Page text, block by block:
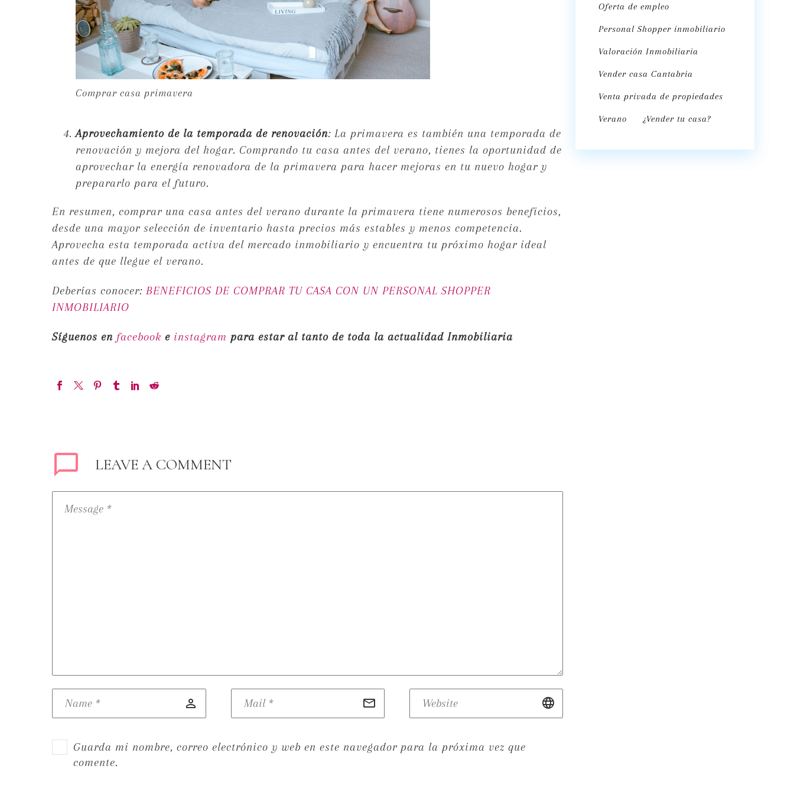
Comprar casa primavera
Aprovechamiento de la temporada de renovación: La primavera es también una temporada de
renovación y mejora del hogar. Comprando tu casa antes del verano, tienes la oportunidad de
aprovechar la energía renovadora de la primavera para hacer mejoras en tu nuevo hogar y
prepararlo para el futuro.
En resumen, comprar una casa antes del verano durante la primavera tiene numerosos beneficios,
desde una mayor selección de inventario hasta precios más estables y menos competencia.
Aprovecha esta temporada activa del mercado inmobiliario y encuentra tu próximo hogar ideal
antes de que llegue el verano.
Deberías conocer:BENEFICIOS DE COMPRAR TU CASA CON UN PERSONAL SHOPPER
INMOBILIARIO
Síguenos en facebook e instagram para estar al tanto de toda la actualidad Inmobiliaria
LEAVEA COMMENT
Guarda mi nombre, correo electrónico y web en este navegador para la próxima vez que
comente.
Oferta de empleo
Personal Shopper inmobiliario
Valoración Inmobiliaria
Vender casa Cantabria
Venta privada de propiedades
Verano ¿Vender tu casa?